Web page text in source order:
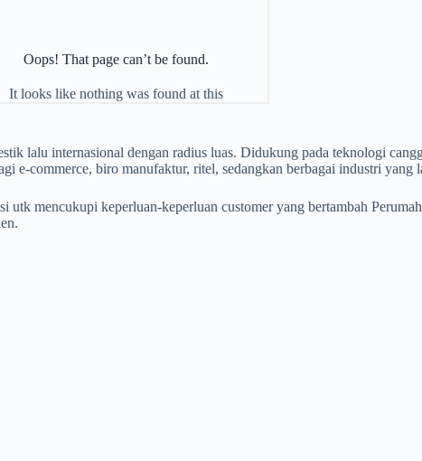
lalu internasional dengan radius luas. Didukung pada teknologi
e-commerce, biro manufaktur, ritel, sedangkan berbagai industri yang
mencukupi keperluan-keperluan customer yang bertambah